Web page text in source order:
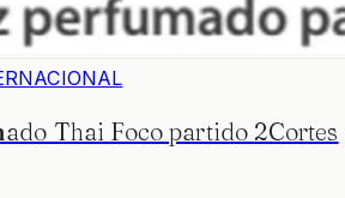
Thai Foco partido 2Cortes